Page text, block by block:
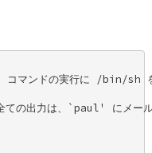
コマンドの実行に /bin/sh
ての出力は、`paul' にメー